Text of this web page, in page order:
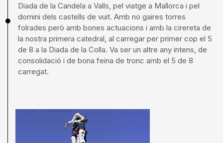
Diada de la Candela a Valls, pel viatge a Mallorca i pel
domini dels castells de vuit. Amb no gaires torres
folrades però amb bones actuacions i amb la cirereta de
la nostra primera catedral, al carregar per primer cop el 5
de 8 a la Diada de la Colla. Va ser un altre any intens, de
consolidació i de bona feina de tronc amb el 5 de 8
carregat.